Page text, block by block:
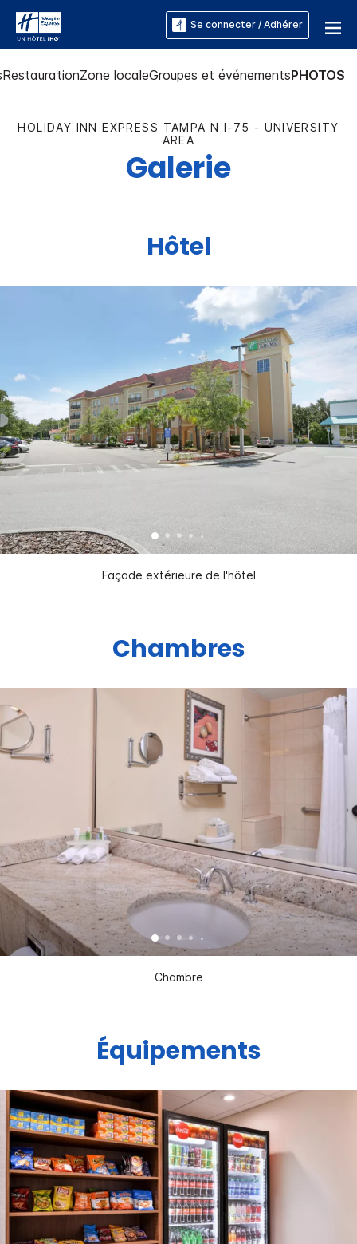
Se connecter / Adhérer
RestaurationZone localeGroupes et événementsPHOTOS
HOLIDAY INN EXPRESS TAMPA N I-75 - UNIVERSITY
AREA
Galerie
Hôtel
Façade extérieure de l'hôtel
Chambres
Chambre
Équipements